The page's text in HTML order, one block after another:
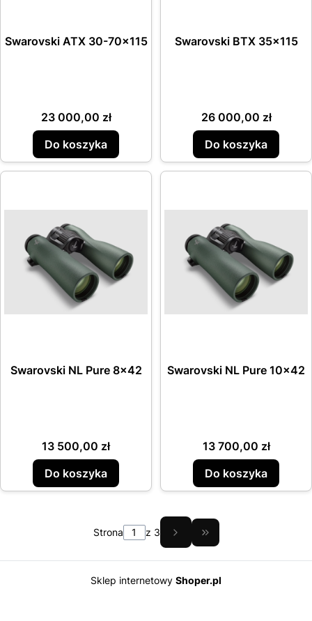
Swarovski ATX 30-70x115
Cena
23 000,00 zł
Do koszyka
Swarovski BTX 35x115
Cena
26 000,00 zł
Do koszyka
Swarovski NL Pure 8x42
Cena
13 500,00 zł
Do koszyka
Swarovski NL Pure 10x42
Cena
13 700,00 zł
Do koszyka
Strona z 3 Przejdź do
Sklep internetowy Shoper.pl